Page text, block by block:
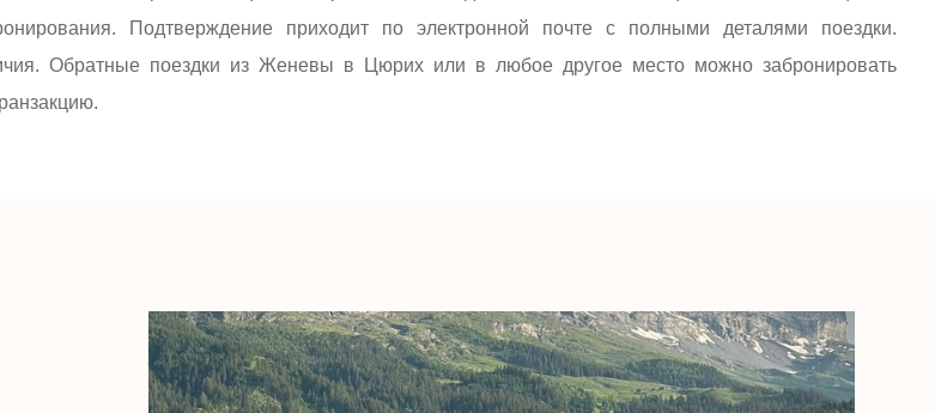
Подтверждение приходит по электронной почте с полными деталями поездки.
Обратные поездки из Женевы в Цюрих или в любое другое место можно забронировать